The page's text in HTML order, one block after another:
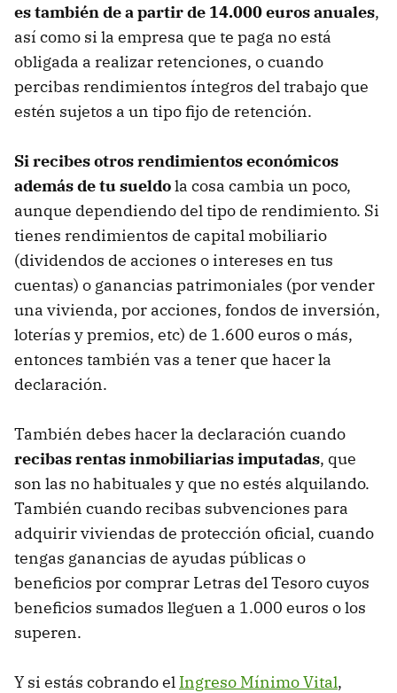
es también de a partir de 14.000 euros anuales,
así como si la empresa que te paga no está
obligada a realizar retenciones, o cuando
percibas rendimientos íntegros del trabajo que
estén sujetos a un tipo fijo de retención.
Si recibes otros rendimientos económicos
además de tu sueldola cosa cambia un poco,
aunque dependiendo del tipo de rendimiento. Si
tienes rendimientos de capital mobiliario
(dividendos de acciones o intereses en tus
cuentas) o ganancias patrimoniales (por vender
una vivienda, por acciones, fondos de inversión,
loterías y premios, etc) de 1.600 euros o más,
entonces también vas a tener que hacer la
declaración.
También debes hacer la declaración cuando
recibas rentas inmobiliarias imputadas, que
son las no habituales y que no estés alquilando.
También cuando recibas subvenciones para
adquirir viviendas de protección oficial, cuando
tengas ganancias de ayudas públicas o
beneficios por comprar Letras del Tesoro cuyos
beneficios sumados lleguen a 1.000 euros o los
superen.
Y si estás cobrando el Ingreso Mínimo Vital,